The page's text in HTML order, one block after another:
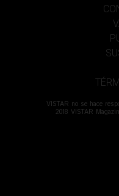
VISTAR no se hace
2018 VISTAR